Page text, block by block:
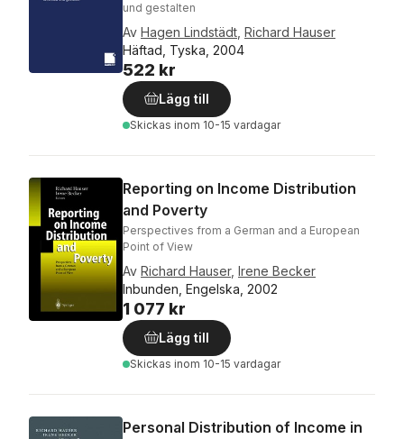
und gestalten
Av Hagen Lindstädt Richard Hauser
Häftad, Tyska, 2004
522 kr
Lägg till
Skickas inom 10-15 vardagar
Reporting on Income Distribution
and Poverty
Perspectives from a German and a European
Point of View
Av Richard Hauser, Irene Becker
Inbunden, Engelska, 2002
1 077 kr
Lägg till
Skickas inom 10-15 vardagar
Personal Distribution of Income in